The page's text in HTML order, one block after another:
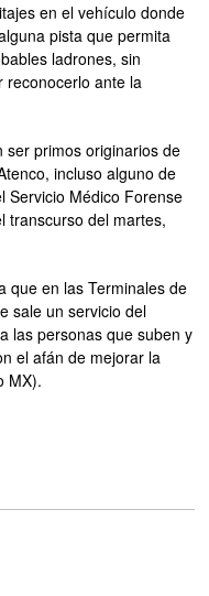
en el vehículo donde
pista que permita
ladrones, sin
reconocerlo ante la
ser primos originarios de
incluso alguno de
Servicio Médico Forense
transcurso del martes,
que en las Terminales de
sale un servicio del
las personas que suben y
el afán de mejorar la
MX).